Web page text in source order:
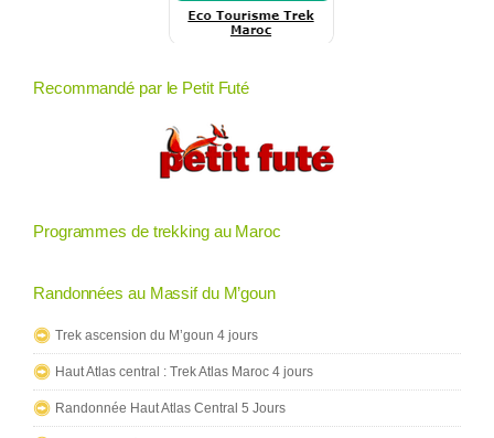
Recommandé par le Petit Futé
Programmes de trekking au Maroc
Randonnées au Massif du M’goun
Trek ascension du M’goun 4 jours
Haut Atlas central : Trek Atlas Maroc 4 jours
Randonnée Haut Atlas Central 5 Jours